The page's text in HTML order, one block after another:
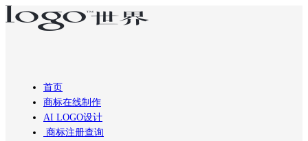
首页
商标在线制作
AI LOGO设计
商标注册查询